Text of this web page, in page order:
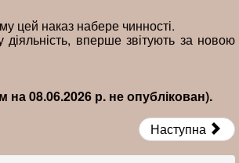
цей наказ набере чинності.
вперше звітують за новою
на 08.06.2026 р. не опублікован).
Наступна